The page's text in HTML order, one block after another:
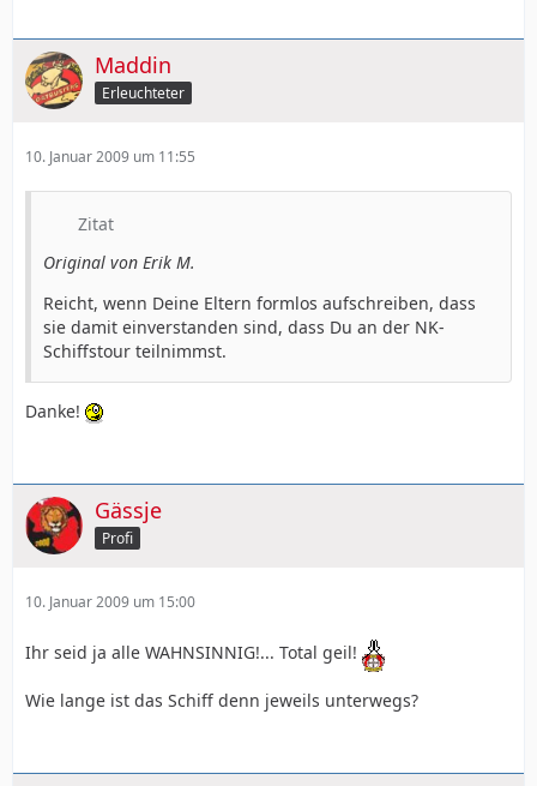
Maddin
Erleuchteter
10. Januar 2009 um 11:55
Zitat
Original von Erik M.
Reicht, wenn Deine Eltern formlos aufschreiben, dass
sie damit einverstanden sind, dass Du an der NK-
Schiffstour teilnimmst.
Danke!
Gässje
Profi
10. Januar 2009 um 15:00
Ihr seid ja alle WAHNSINNIG!... Total geil!
Wie lange ist das Schiff denn jeweils unterwegs?